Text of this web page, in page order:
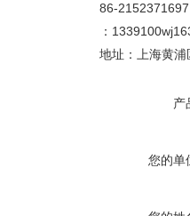
86-2152371697
：
地址：上海黄
产
您的单